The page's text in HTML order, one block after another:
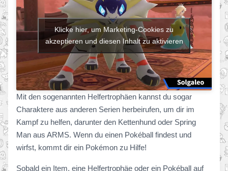
Klicke hier, um Marketing-Cookies zu
akzeptieren und diesen Inhalt zu aktivieren
Mit den sogenannten Helfertrophäen kannst du sogar
Charaktere aus anderen Serien herbeirufen, um dir im
Kampf zu helfen, darunter den Kettenhund oder Spring
Man aus ARMS. Wenn du einen Pokéball findest und
wirfst, kommt dir ein Pokémon zu Hilfe!
Sobald ein Item, eine Helfertrophäe oder ein Pokéball auf